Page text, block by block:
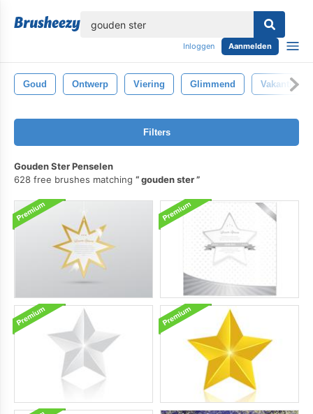
Inloggen Aanmelden
Goud Ontwerp Viering Glimmend Vakantie
Filters
Gouden Ster Penselen
628 free brushes matching
gouden ster